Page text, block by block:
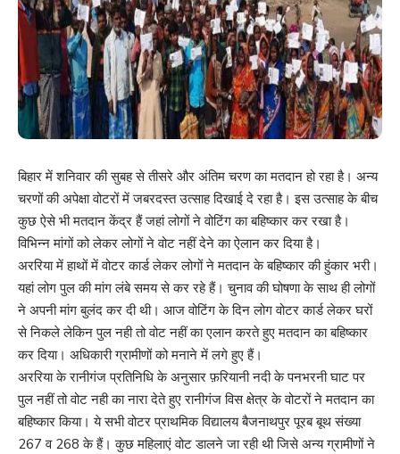
बिहार में शनिवार की सुबह से तीसरे और अंतिम चरण का मतदान हो रहा है। अन्य
चरणों की अपेक्षा वोटरों में जबरदस्त उत्साह दिखाई दे रहा है। इस उत्साह के बीच
कुछ ऐसे भी मतदान केंद्र हैं जहां लोगों ने वोटिंग का बहिष्कार कर रखा है।
विभिन्न मांगों को लेकर लोगों ने वोट नहीं देने का ऐलान कर दिया है।
अररिया में हाथों में वोटर कार्ड लेकर लोगों ने मतदान के बहिष्कार की हुंकार भरी।
यहां लोग पुल की मांग लंबे समय से कर रहे हैं। चुनाव की घोषणा के साथ ही लोगों
ने अपनी मांग बुलंद कर दी थी। आज वोटिंग के दिन लोग वोटर कार्ड लेकर घरों
से निकले लेकिन पुल नही तो वोट नहीं का एलान करते हुए मतदान का बहिष्कार
कर दिया। अधिकारी ग्रामीणों को मनाने में लगे हुए हैं।
अररिया के रानीगंज प्रतिनिधि के अनुसार फ़रियानी नदी के पनभरनी घाट पर
पुल नहीं तो वोट नही का नारा देते हुए रानीगंज विस क्षेत्र के वोटरों ने मतदान का
बहिष्कार किया। ये सभी वोटर प्राथमिक विद्यालय बैजनाथपुर पूरब बूथ संख्या
267 व 268 के हैं। कुछ महिलाएं वोट डालने जा रही थी जिसे अन्य ग्रामीणों ने